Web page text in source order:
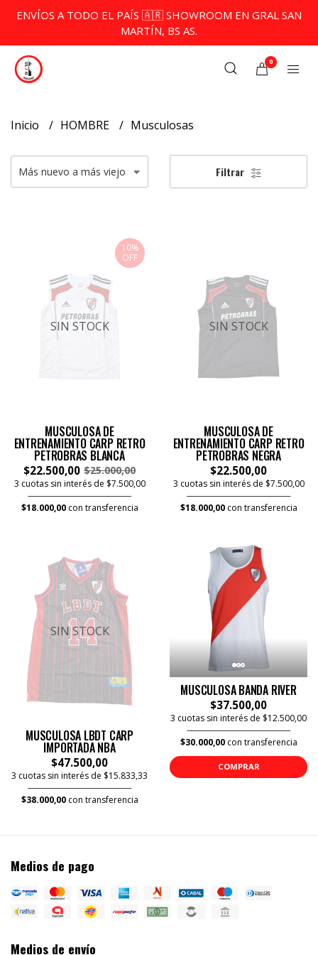
ENVÍOS A TODO EL PAÍS 🇦🇷 SHOWROOM EN GRAL SAN
MARTÍN, BS AS.
0
Inicio HOMBRE Musculosas
Filtrar
10%
OFF
SIN STOCK
MUSCULOSA DE
ENTRENAMIENTO CARP RETRO
PETROBRAS BLANCA
$22.500,00 $25.000,00
3 cuotas sin interés de $7.500,00
$18.000,00con transferencia
SIN STOCK
MUSCULOSA DE
ENTRENAMIENTO CARP RETRO
PETROBRAS NEGRA
$22.500,00
3 cuotas sin interés de $7.500,00
$18.000,00con transferencia
SIN STOCK
MUSCULOSA LBDT CARP
IMPORTADA NBA
$47.500,00
3 cuotas sin interés de $15.833,33
$38.000,00con transferencia
MUSCULOSA BANDA RIVER
$37.500,00
3 cuotas sin interés de $12.500,00
$30.000,00con transferencia
COMPRAR
Medios de pago
Medios de envío